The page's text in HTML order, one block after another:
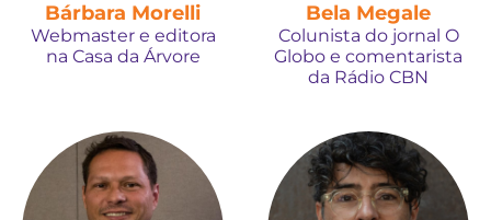
Bárbara Morelli
Webmaster e editora
na Casa da Árvore
Bela Megale
Colunista do jornal O
Globo e comentarista
da Rádio CBN